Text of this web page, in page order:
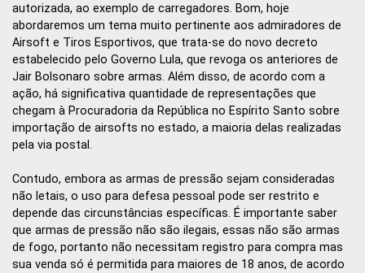
autorizada, ao exemplo de carregadores. Bom, hoje
abordaremos um tema muito pertinente aos admiradores de
Airsoft e Tiros Esportivos, que trata-se do novo decreto
estabelecido pelo Governo Lula, que revoga os anteriores de
Jair Bolsonaro sobre armas. Além disso, de acordo com a
ação, há significativa quantidade de representações que
chegam à Procuradoria da República no Espírito Santo sobre
importação de airsofts no estado, a maioria delas realizadas
pela via postal.
Contudo, embora as armas de pressão sejam consideradas
não letais, o uso para defesa pessoal pode ser restrito e
depende das circunstâncias específicas. É importante saber
que armas de pressão não são ilegais, essas não são armas
de fogo, portanto não necessitam registro para compra mas
sua venda só é permitida para maiores de 18 anos, de acordo